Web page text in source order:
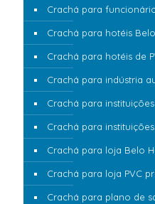
Crachá para
Crachá para hotéis
Crachá para hotéis de
Crachá para indústria
Crachá para
Crachá para
Crachá para loja Belo
Crachá para loja PVC
Crachá para plano de